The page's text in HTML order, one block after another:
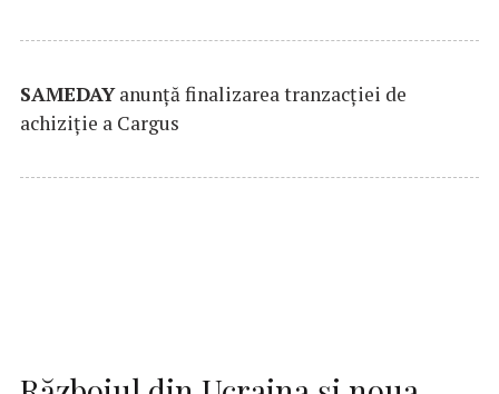
SAMEDAYanunță finalizarea tranzacției de
achiziție a Cargus